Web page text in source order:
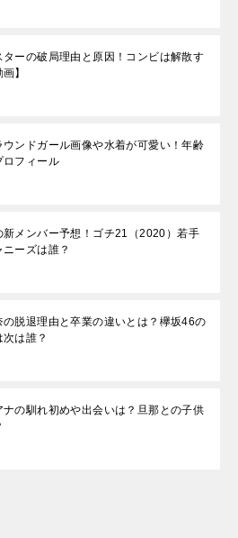
ターの破局理由と原因！コンビは解散す
】
ウンドガール画像や水着が可愛い！年齢
ロフィール
新メンバー予想！ゴチ21（2020）若手
ーズは誰？
の脱退理由と卒業の違いとは？欅坂46の
は誰？
ナの馴れ初めや出会いは？旦那との子供